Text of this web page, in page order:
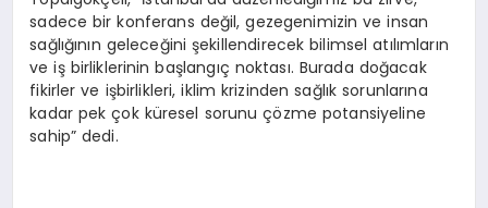
sadece bir konferans değil, gezegenimizin ve insan
sağlığının geleceğini şekillendirecek bilimsel atılımların
ve iş birliklerinin başlangıç noktası. Burada doğacak
fikirler ve işbirlikleri, iklim krizinden sağlık sorunlarına
kadar pek çok küresel sorunu çözme potansiyeline
sahip” dedi.